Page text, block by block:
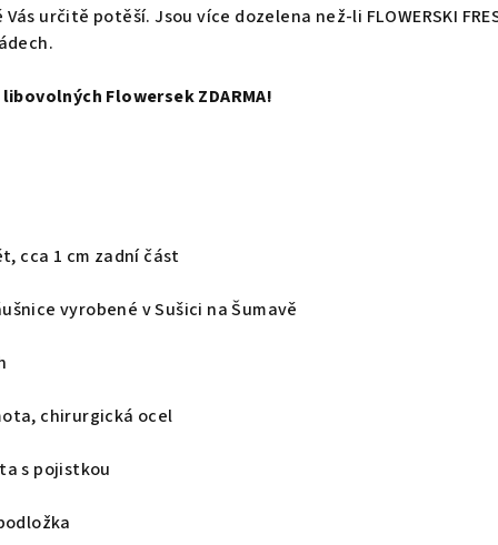
určitě potěší. Jsou více dozelena než-li FLOWERSKI
Flowersek ZDARMA!
cca 1 cm zadní část
vyrobené v Sušici na Šumavě
chirurgická ocel
s pojistkou